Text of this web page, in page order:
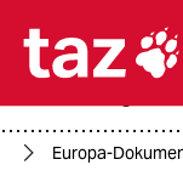

Europa-